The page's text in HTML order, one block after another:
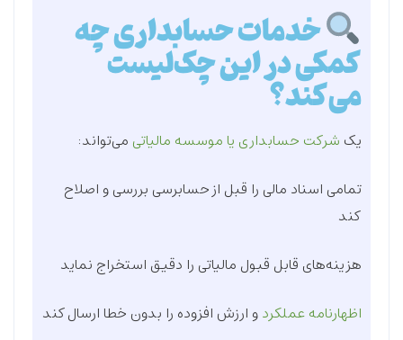
خدمات حسابداری چه
کمکی در این چک‌لیست
می‌کند؟
یک شرکت حسابداری یا موسسه مالیاتی می‌تواند:
تمامی اسناد مالی را قبل از حسابرسی بررسی و اصلاح
کند
هزینه‌های قابل قبول مالیاتی را دقیق استخراج نماید
اظهارنامه عملکردو ارزش افزوده را بدون خطا ارسال کند